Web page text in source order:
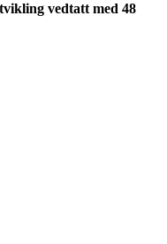
vedtatt med 48